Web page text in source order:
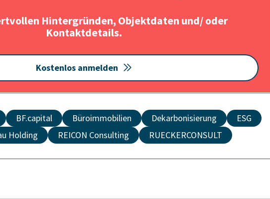
Hintergründen, Objektdaten und/ oder
Kontaktdetails.
Kostenlos anmelden
BF.capital Büroimmobilien Dekarbonisierung
ESG
Holding REICON Consulting RUECKERCONSULT